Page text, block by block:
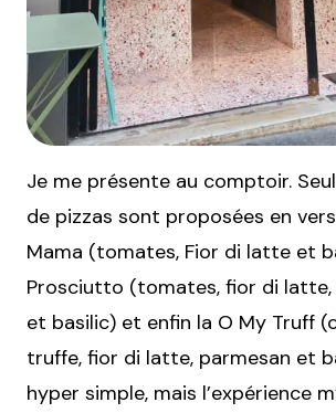
Je me présente au comptoir.
de pizzas sont proposées en
Mama (tomates, Fior di latte et
Prosciutto (tomates, fior di latte,
et basilic) et enfin la O My Truff
truffe, fior di latte, parmesan et
hyper simple, mais l’expérience